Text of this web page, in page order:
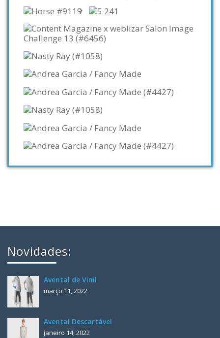
Novidades:
Avental de Vinil
março 11, 2022
Avental Descartável
janeiro 14, 2022